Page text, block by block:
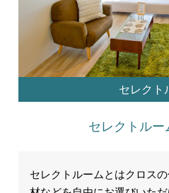
セレクト
セレクトルー
セレクトルームとはクロス